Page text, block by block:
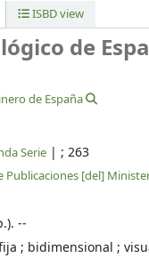
ISBD view
de
de España
Serie | ; 263
Publicaciones [del]
--
; bidimensional ;